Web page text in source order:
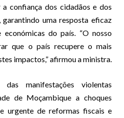
confiança dos cidadãos e dos
garantindo uma resposta eficaz
do país. “O nosso
que o país recupere o mais
impactos,” afirmou a ministra.
manifestações violentas
de Moçambique a choques
urgente de reformas fiscais e